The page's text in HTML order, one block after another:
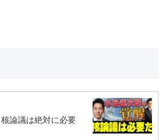
核論議は絶対に必要